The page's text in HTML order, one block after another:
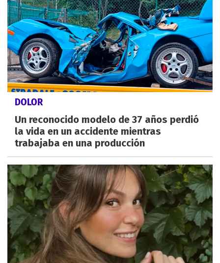
DOLOR
Un reconocido modelo de 37 años perdió
la vida en un accidente mientras
trabajaba en una producción